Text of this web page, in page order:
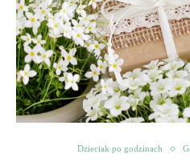
Dzieciak po godzinach